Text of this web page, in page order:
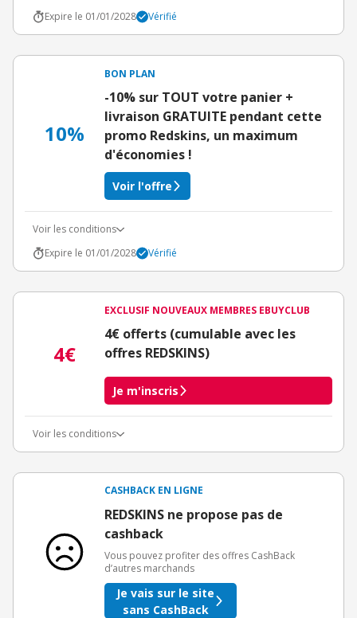
Expire le 01/01/2028
Vérifié
10%
BON PLAN
-10% sur TOUT votre panier +
livraison GRATUITE pendant cette
promo Redskins, un maximum
d'économies !
Voir l'offre
Voir les conditions
Expire le 01/01/2028
Vérifié
4€
EXCLUSIF NOUVEAUX MEMBRES EBUYCLUB
4€ offerts (cumulable avec les
offres REDSKINS)
Je m'inscris
Voir les conditions
3€ de bienvenue crédités immédiatement + 1€ supplémentaire
Offre réservée à une toute première inscription chez eBuyClub.
CASHBACK EN LIGNE
REDSKINS ne propose pas de
cashback
Vous pouvez profiter des offres CashBack
d’autres marchands
Je vais sur le site
sans CashBack